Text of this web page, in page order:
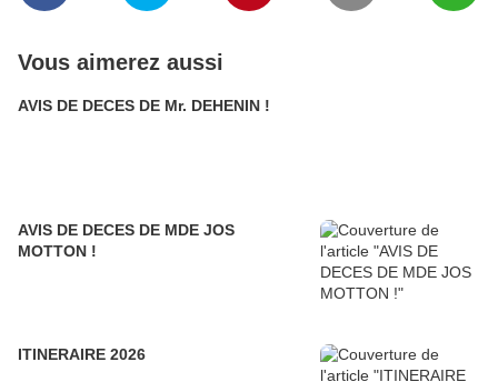
Vous aimerez aussi
AVIS DE DECES DE Mr. DEHENIN !
AVIS DE DECES DE MDE JOS
MOTTON !
ITINERAIRE 2026